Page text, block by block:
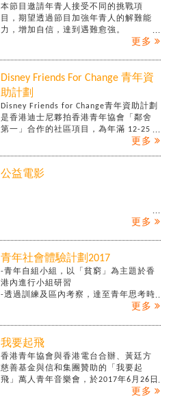
本節目邀請年青人接受不同的挑戰項
目，期望透過節目加強年青人的解難能
力，增加自信，達到遇難愈強。
更多
Disney Friends For Change 青年資
助計劃
Disney Friends for Change青年資助計劃
是香港迪士尼夥拍香港青年協會「鄰舍
第一」合作的社區項目，為年滿 12-25
歲的香港青少年提供一個機會，協助他
推動由他們領導的計劃，申請人將會透
詳情：
https://neighbourhoodfirst.hkfyg.org.hk/
更多
公益電影
更多
青年社會體驗計劃2017
-青年自組小組，以「貧窮」為主題於香
港內進行小組研習
-透過訓練及區內考察，達至青年思考時
-為研習議題設計友善方案，建設友善香
港﹑融和香港。
更多
我要起飛
香港青年協會與香港電台合辦、黃廷方
慈善基金與信和集團贊助的「我要起
飛」萬人青年音樂會，於2017年6月26日
早上‪11時‬假紅館舉行。近萬位青年參加
更多